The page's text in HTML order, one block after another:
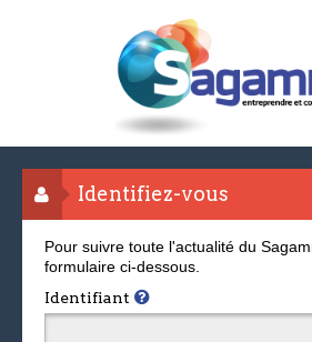
Identifiez-vous
Pour suivre toute l'actualité du
formulaire ci-dessous.
Identifiant